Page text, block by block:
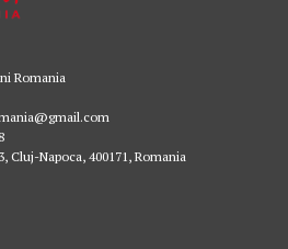
Romania
Cluj-Napoca, 400171, Romania